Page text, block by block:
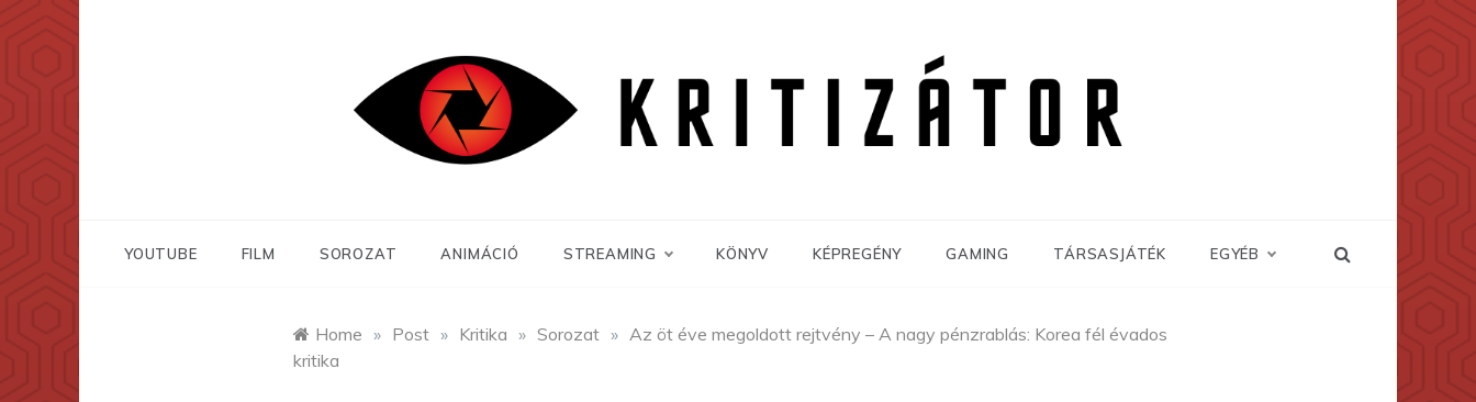
YOUTUBE FILM SOROZAT ANIMÁCIÓ STREAMING KÖNYV KÉPREGÉNY GAMING TÁRSASJÁTÉK EGYÉB
Home » Post » Kritika » Sorozat » Az öt éve megoldott rejtvény – A nagy pénzrablás: Korea fél évados
kritika